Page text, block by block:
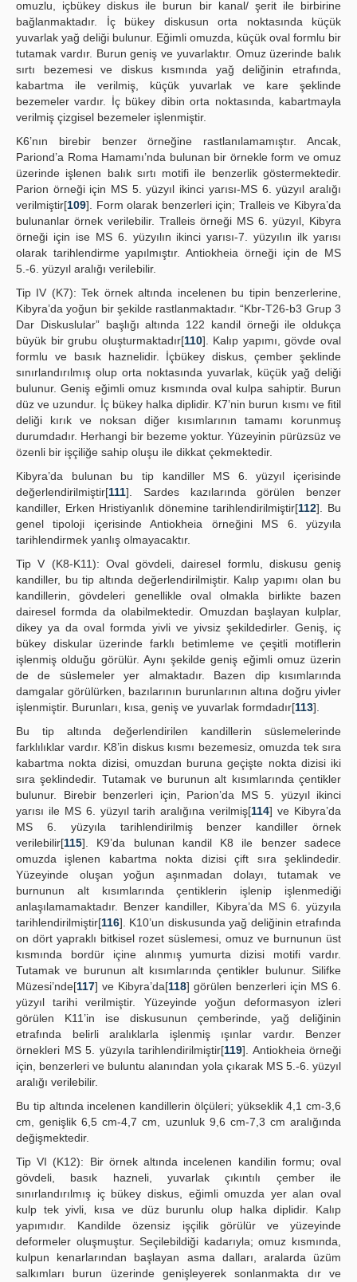
omuzlu, içbükey diskus ile burun bir kanal/ şerit ile birbirine
bağlanmaktadır. İç bükey diskusun orta noktasında küçük
yuvarlak yağ deliği bulunur. Eğimli omuzda, küçük oval formlu bir
tutamak vardır. Burun geniş ve yuvarlaktır. Omuz üzerinde balık
sırtı bezemesi ve diskus kısmında yağ deliğinin etrafında,
kabartma ile verilmiş, küçük yuvarlak ve kare şeklinde
bezemeler vardır. İç bükey dibin orta noktasında, kabartmayla
verilmiş çizgisel bezemeler işlenmiştir.
K6’nın birebir benzer örneğine rastlanılamamıştır. Ancak,
Pariond’a Roma Hamamı’nda bulunan bir örnekle form ve omuz
üzerinde işlenen balık sırtı motifi ile benzerlik göstermektedir.
Parion örneği için MS 5. yüzyıl ikinci yarısı-MS 6. yüzyıl aralığı
verilmiştir[109]. Form olarak benzerleri için; Tralleis ve Kibyra’da
bulunanlar örnek verilebilir. Tralleis örneği MS 6. yüzyıl, Kibyra
örneği için ise MS 6. yüzyılın ikinci yarısı-7. yüzyılın ilk yarısı
olarak tarihlendirme yapılmıştır. Antiokheia örneği için de MS
5.-6. yüzyıl aralığı verilebilir.
Tip IV (K7): Tek örnek altında incelenen bu tipin benzerlerine,
Kibyra’da yoğun bir şekilde rastlanmaktadır. “Kbr-T26-b3 Grup 3
Dar Diskuslular” başlığı altında 122 kandil örneği ile oldukça
büyük bir grubu oluşturmaktadır[110]. Kalıp yapımı, gövde oval
formlu ve basık haznelidir. İçbükey diskus, çember şeklinde
sınırlandırılmış olup orta noktasında yuvarlak, küçük yağ deliği
bulunur. Geniş eğimli omuz kısmında oval kulpa sahiptir. Burun
düz ve uzundur. İç bükey halka diplidir. K7’nin burun kısmı ve fitil
deliği kırık ve noksan diğer kısımlarının tamamı korunmuş
durumdadır. Herhangi bir bezeme yoktur. Yüzeyinin pürüzsüz ve
özenli bir işçiliğe sahip oluşu ile dikkat çekmektedir.
Kibyra’da bulunan bu tip kandiller MS 6. yüzyıl içerisinde
değerlendirilmiştir[111]. Sardes kazılarında görülen benzer
kandiller, Erken Hristiyanlık dönemine tarihlendirilmiştir[112]. Bu
genel tipoloji içerisinde Antiokheia örneğini MS 6. yüzyıla
tarihlendirmek yanlış olmayacaktır.
Tip V (K8-K11): Oval gövdeli, dairesel formlu, diskusu geniş
kandiller, bu tip altında değerlendirilmiştir. Kalıp yapımı olan bu
kandillerin, gövdeleri genellikle oval olmakla birlikte bazen
dairesel formda da olabilmektedir. Omuzdan başlayan kulplar,
dikey ya da oval formda yivli ve yivsiz şekildedirler. Geniş, iç
bükey diskular üzerinde farklı betimleme ve çeşitli motiflerin
işlenmiş olduğu görülür. Aynı şekilde geniş eğimli omuz üzerin
de de süslemeler yer almaktadır. Bazen dip kısımlarında
damgalar görülürken, bazılarının burunlarının altına doğru yivler
işlenmiştir. Burunları, kısa, geniş ve yuvarlak formdadır[113].
Bu tip altında değerlendirilen kandillerin süslemelerinde
farklılıklar vardır. K8’in diskus kısmı bezemesiz, omuzda tek sıra
kabartma nokta dizisi, omuzdan buruna geçişte nokta dizisi iki
sıra şeklindedir. Tutamak ve burunun alt kısımlarında çentikler
bulunur. Birebir benzerleri için, Parion’da MS 5. yüzyıl ikinci
yarısı ile MS 6. yüzyıl tarih aralığına verilmiş[114] ve Kibyra’da
MS 6. yüzyıla tarihlendirilmiş benzer kandiller örnek
verilebilir[115]. K9’da bulunan kandil K8 ile benzer sadece
omuzda işlenen kabartma nokta dizisi çift sıra şeklindedir.
Yüzeyinde oluşan yoğun aşınmadan dolayı, tutamak ve
burnunun alt kısımlarında çentiklerin işlenip işlenmediği
anlaşılamamaktadır. Benzer kandiller, Kibyra’da MS 6. yüzyıla
tarihlendirilmiştir[116]. K10’un diskusunda yağ deliğinin etrafında
on dört yapraklı bitkisel rozet süslemesi, omuz ve burnunun üst
kısmında bordür içine alınmış yumurta dizisi motifi vardır.
Tutamak ve burunun alt kısımlarında çentikler bulunur. Silifke
Müzesi’nde[117] ve Kibyra’da[118] görülen benzerleri için MS 6.
yüzyıl tarihi verilmiştir. Yüzeyinde yoğun deformasyon izleri
görülen K11’in ise diskusunun çemberinde, yağ deliğinin
etrafında belirli aralıklarla işlenmiş ışınlar vardır. Benzer
örnekleri MS 5. yüzyıla tarihlendirilmiştir[119]. Antiokheia örneği
için, benzerleri ve buluntu alanından yola çıkarak MS 5.-6. yüzyıl
aralığı verilebilir.
Bu tip altında incelenen kandillerin ölçüleri; yükseklik 4,1 cm-3,6
cm, genişlik 6,5 cm-4,7 cm, uzunluk 9,6 cm-7,3 cm aralığında
değişmektedir.
Tip VI (K12): Bir örnek altında incelenen kandilin formu; oval
gövdeli, basık hazneli, yuvarlak çıkıntılı çember ile
sınırlandırılmış iç bükey diskus, eğimli omuzda yer alan oval
kulp tek yivli, kısa ve düz burunlu olup halka diplidir. Kalıp
yapımıdır. Kandilde özensiz işçilik görülür ve yüzeyinde
deformeler oluşmuştur. Seçilebildiği kadarıyla; omuz kısmında,
kulpun kenarlarından başlayan asma dalları, aralarda üzüm
salkımları burun üzerinde genişleyerek sonlanmakta dır ve